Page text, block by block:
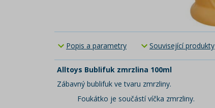
Popis a parametry Související produkty
Alltoys Bublifuk zmrzlina 100ml
Zábavný bublifuk ve tvaru zmrzliny.
Foukátko je součástí víčka zmrzliny.